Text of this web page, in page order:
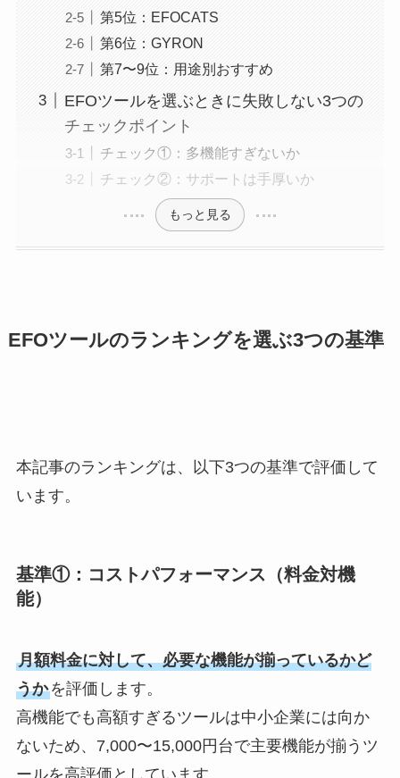
第5位：EFOCATS
第6位：GYRON
第7〜9位：用途別おすすめ
EFOツールを選ぶときに失敗しない3つの
チェックポイント
チェック①：多機能すぎないか
チェック②：サポートは手厚いか
もっと見る
EFOツールのランキングを選ぶ3つの基準
本記事のランキングは、以下3つの基準で評価して
います。
基準①：コストパフォーマンス（料金対機
能）
月額料金に対して、必要な機能が揃っているかど
うかを評価します。
高機能でも高額すぎるツールは中小企業には向か
ないため、7,000〜15,000円台で主要機能が揃うツ